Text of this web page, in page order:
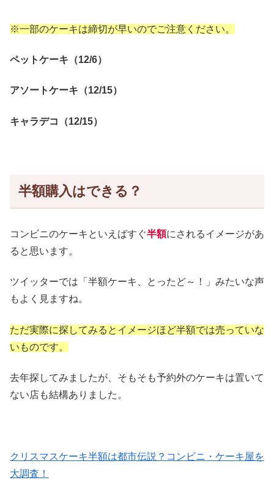
※一部のケーキは締切が早いのでご注意ください。
ペットケーキ（12/6）
アソートケーキ（12/15）
キャラデコ（12/15）
半額購入はできる？
コンビニのケーキといえばすぐ半額にされるイメージがあ
ると思います。
ツイッターでは「半額ケーキ、とったど～！」みたいな声
もよく見ますね。
ただ実際に探してみるとイメージほど半額では売っていな
いものです。
去年探してみましたが、そもそも予約外のケーキは置いて
ない店も結構ありました。
クリスマスケーキ半額は都市伝説？コンビニ・ケーキ屋を
大調査！